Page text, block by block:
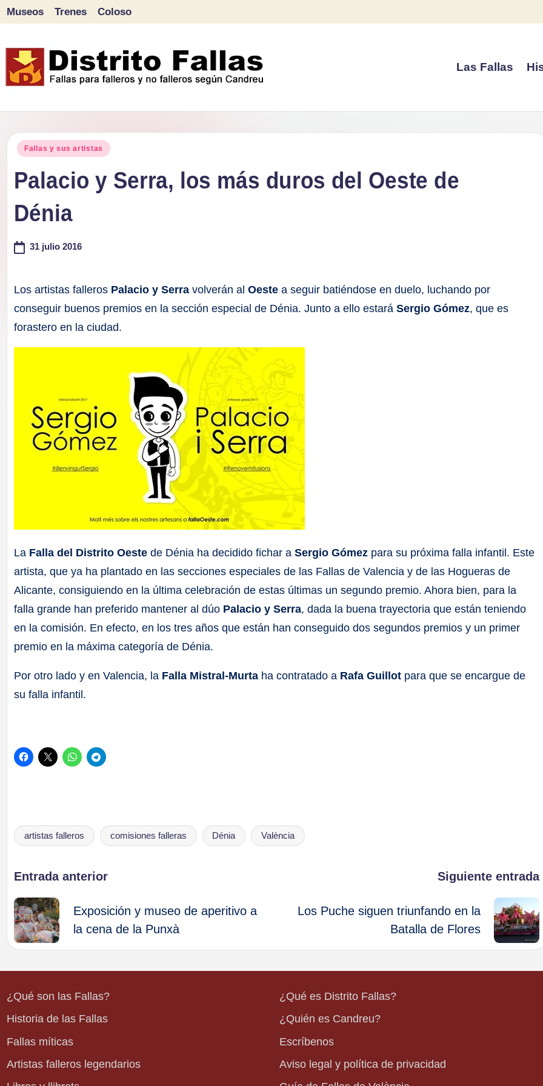
contenido
Museos Trenes Coloso
Las Fallas
Publicado
Fallas y sus artistas
Palacio y Serra, los más duros del Oeste de
Dénia
31 julio 2016
Los artistas falleros Palacio y Serra volverán alOeste a seguir batiéndose en duelo, luchando por
conseguir buenos premios en la sección especial de Dénia. Junto a ello estaráSergio Gómez, que es
forastero en la ciudad.
La Falla del Distrito Oeste de Dénia ha decidido fichar a Sergio Gómez para su próxima falla infantil. Este
artista, que ya ha plantado en las secciones especiales de las Fallas de Valencia y de las Hogueras de
Alicante, consiguiendo en la última celebración de estas últimas un segundo premio. Ahora bien, para la
falla grande han preferido mantener al dúo Palacio y Serra, dada la buena trayectoria que están teniendo
en la comisión. En efecto, en los tres años que están han conseguido dos segundos premios y un primer
premio en la máxima categoría de Dénia.
Por otro lado y en Valencia, la Falla Mistral-Murta ha contratado a Rafa Guillot para que se encargue de
su falla infantil.
Etiquetas:
artistas falleros comisiones falleras Dénia València
Navegación
de
entradas
Entrada anterior
Exposición y museo de aperitivo a
la cena de la Punxà
Siguiente entrada
Los Puche siguen triunfando en la
Batalla de Flores
¿Qué son las Fallas?
Historia de las Fallas
Fallas míticas
Artistas falleros legendarios
¿Qué es Distrito Fallas?
¿Quién es Candreu?
Escríbenos
Aviso legal y política de privacidad